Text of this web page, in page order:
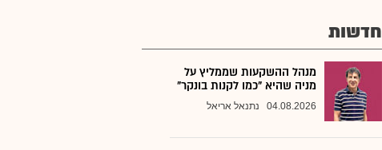
חדשות
מנהל ההשקעות שממליץ על
מניה שהיא "כמו לקנות בונקר"
04.08.2026 נתנאל אריאל